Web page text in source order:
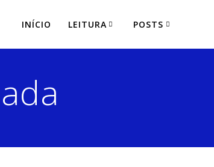
INÍCIO LEITURA POSTS